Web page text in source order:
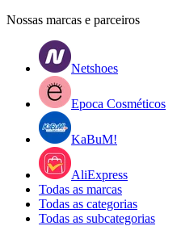
Nossas marcas e parceiros
Netshoes
Epoca Cosméticos
KaBuM!
AliExpress
Todas as marcas
Todas as categorias
Todas as subcategorias